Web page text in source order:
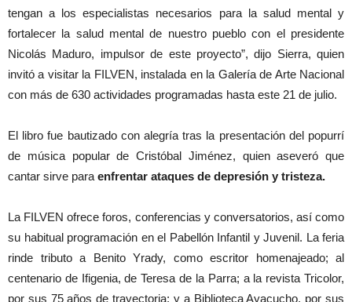
tengan a los especialistas necesarios para la salud mental y
fortalecer la salud mental de nuestro pueblo con el presidente
Nicolás Maduro, impulsor de este proyecto”, dijo Sierra, quien
invitó a visitar la FILVEN, instalada en la Galería de Arte Nacional
con más de 630 actividades programadas hasta este 21 de julio.
El libro fue bautizado con alegría tras la presentación del popurrí
de música popular de Cristóbal Jiménez, quien aseveró que
cantar sirve para enfrentar ataques de depresión y tristeza.
La FILVEN ofrece foros, conferencias y conversatorios, así como
su habitual programación en el Pabellón Infantil y Juvenil. La feria
rinde tributo a Benito Yrady, como escritor homenajeado; al
centenario de Ifigenia, de Teresa de la Parra; a la revista Tricolor,
por sus 75 años de trayectoria; y a Biblioteca Ayacucho, por sus